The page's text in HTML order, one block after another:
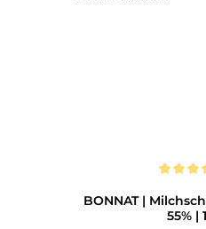
BONNAT |
55% |